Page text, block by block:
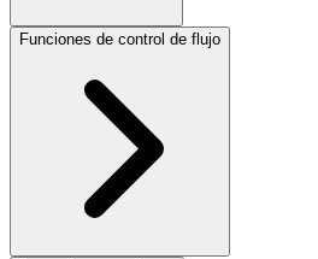
Funciones de control de flujo